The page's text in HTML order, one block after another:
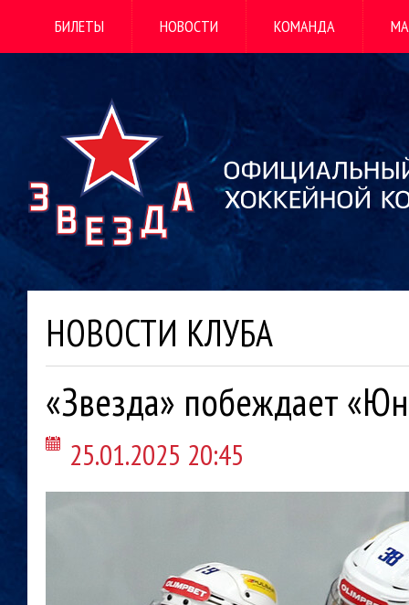
БИЛЕТЫ НОВОСТИ КОМАНДА
НОВОСТИ КЛУБА
«Звезда» побеждает
25.01.2025 20:45